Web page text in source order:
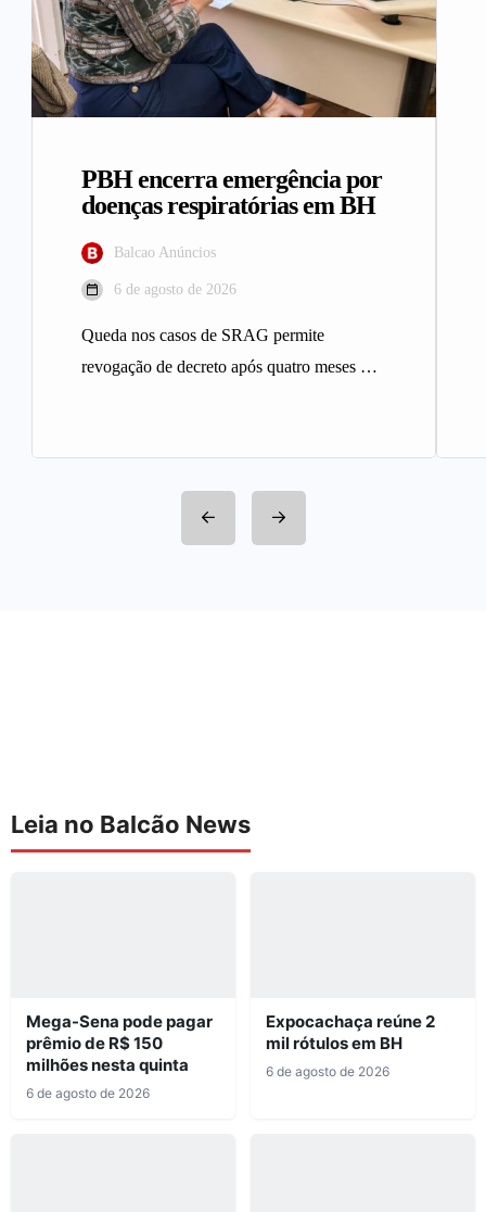
PBH encerra emergência por
doenças respiratórias em BH
Balcao Anúncios
6 de agosto de 2026
Queda nos casos de SRAG permite
revogação de decreto após quatro meses A
Leia no Balcão News
Mega-Sena pode pagar
prêmio de R$ 150
milhões nesta quinta
6 de agosto de 2026
Expocachaça reúne 2
mil rótulos em BH
6 de agosto de 2026